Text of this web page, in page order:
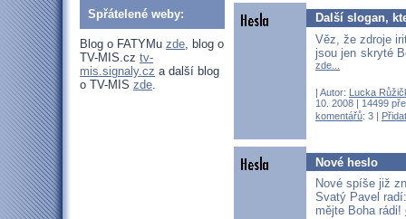
Spřátelené weby:
Blog o FATYMu zde, blog o
TV-MIS.cz tv-
mis.signaly.cz a další blog
o TV-MIS zde.
Další slogan,
Věz, že zdroje
jsou jen skryté
zde...
| Autor: Lucka
10. 2008 | 14499
komentářů: 3 |
Nové heslo
Nové spíše již
Svatý Pavel radí:
mějte Boha rádi!